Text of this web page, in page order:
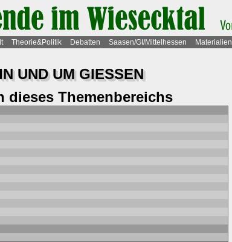
Theorie&Politik Debatten Saasen/GI/Mittelhessen Materialien
UND UM GIESSEN
dieses Themenbereichs